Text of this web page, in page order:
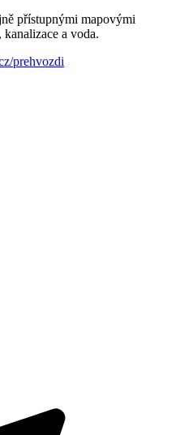
přístupnými mapovými
a voda.
prehvozdi